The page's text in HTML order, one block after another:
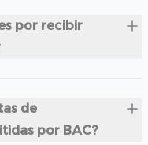
por recibir
de
por BAC?